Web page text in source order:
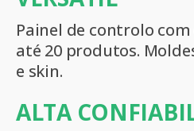
Painel de controlo
até 20 produtos.
e skin.
ALTA